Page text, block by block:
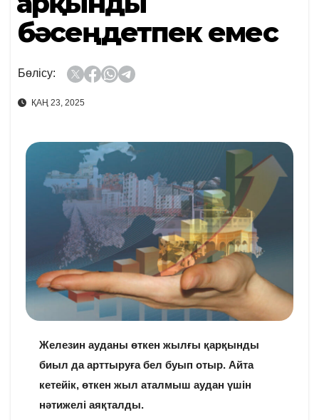
бәсеңдетпек емес
Бөлісу:
ҚАҢ 23, 2025
Железин ауданы өткен жылғы қарқынды
биыл да арттыруға бел буып отыр. Айта
кетейік, өткен жыл аталмыш аудан үшін
нәтижелі аяқталды.